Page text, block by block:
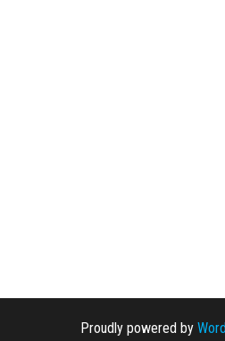
Proudly powered by